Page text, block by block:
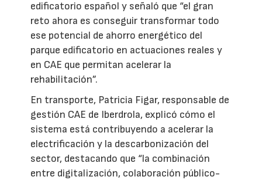
edificatorio español y señaló que “el gran
reto ahora es conseguir transformar todo
ese potencial de ahorro energético del
parque edificatorio en actuaciones reales y
en CAE que permitan acelerar la
rehabilitación”.
En transporte, Patricia Figar, responsable de
gestión CAE de Iberdrola, explicó cómo el
sistema está contribuyendo a acelerar la
electrificación y la descarbonización del
sector, destacando que “la combinación
entre digitalización, colaboración público-